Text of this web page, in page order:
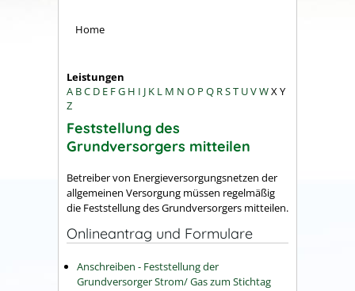
Home
Leistungen
A BC D E FG H I J K L M N O P Q RST UVWXY
Z
Feststellung des
Grundversorgers mitteilen
Betreiber von Energieversorgungsnetzen der
allgemeinen Versorgung müssen regelmäßig
die Feststellung des Grundversorgers mitteilen.
Onlineantrag und Formulare
Anschreiben - Feststellung der
Grundversorger Strom/ Gas zum Stichtag